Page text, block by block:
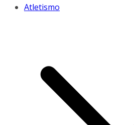
Atletismo